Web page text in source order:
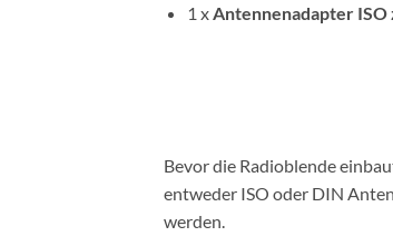
1 x Antennenadapter ISO
Bevor die Radioblende
entweder ISO oder DIN
werden.